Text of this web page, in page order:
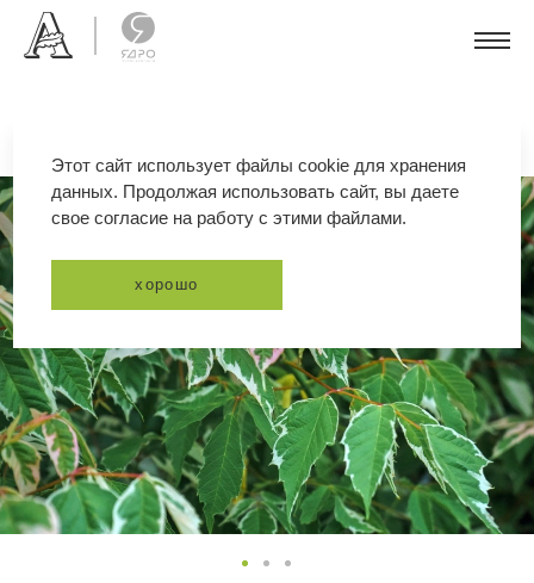
Этот сайт использует файлы cookie для хранения
данных. Продолжая использовать сайт, вы даете
свое согласие на работу с этими файлами.
хорошо